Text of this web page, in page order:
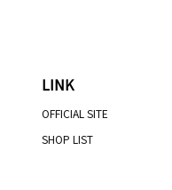
LINK
OFFICIAL SITE
SHOP LIST